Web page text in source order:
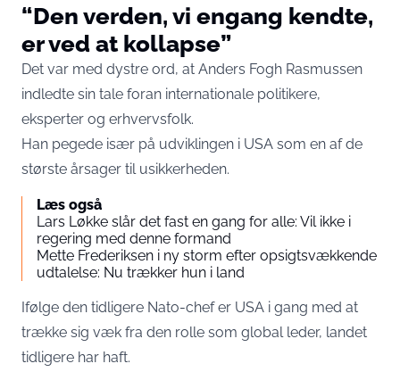
“Den verden, vi engang kendte,
er ved at kollapse”
Det var med dystre ord, at Anders Fogh Rasmussen
indledte sin tale foran internationale politikere,
eksperter og erhvervsfolk.
Han pegede især på udviklingen i USA som en af de
største årsager til usikkerheden.
Læs også
Lars Løkke slår det fast en gang for alle: Vil ikke i
regering med denne formand
Mette Frederiksen i ny storm efter opsigtsvækkende
udtalelse: Nu trækker hun i land
Ifølge den tidligere Nato-chef er USA i gang med at
trække sig væk fra den rolle som global leder, landet
tidligere har haft.